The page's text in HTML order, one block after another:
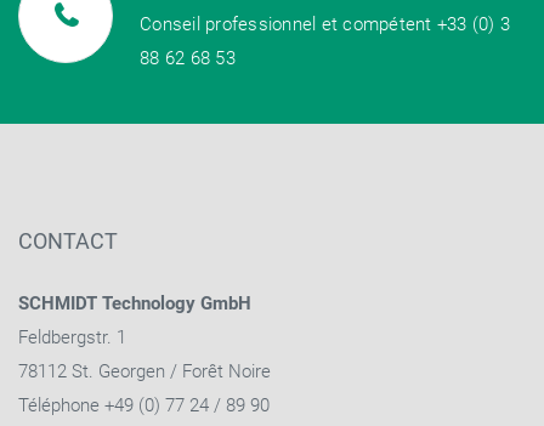
Conseil professionnel et compétent +33 (0) 3
88 62 68 53
CONTACT
SCHMIDT Technology GmbH
Feldbergstr. 1
78112 St. Georgen / Forêt Noire
Téléphone +49 (0) 77 24 / 89 90